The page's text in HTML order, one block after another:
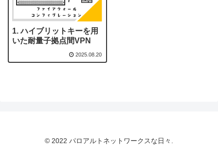
ハイブリットキーを用
いた耐量子拠点間VPN
2025.08.20
© 2022 パロアルトネットワークスな日々.